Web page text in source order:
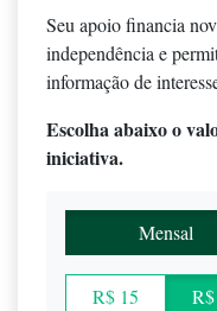
Seu apoio financia
independência e
informação de
Escolha abaixo o
iniciativa.
Mensal
R$ 15